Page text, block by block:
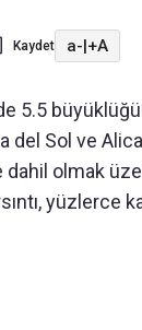
Kaydet a-|+A
5.5
del Sol ve
olmak
yüzlerce